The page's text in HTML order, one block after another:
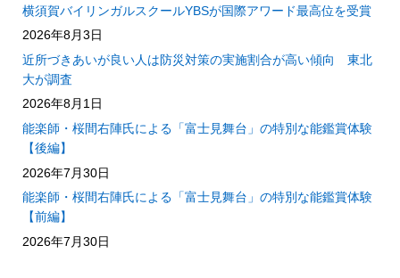
横須賀バイリンガルスクールYBSが国際アワード最高位を受賞
2026年8月3日
近所づきあいが良い人は防災対策の実施割合が高い傾向 東北
大が調査
2026年8月1日
能楽師・桜間右陣氏による「富士見舞台」の特別な能鑑賞体験
【後編】
2026年7月30日
能楽師・桜間右陣氏による「富士見舞台」の特別な能鑑賞体験
【前編】
2026年7月30日